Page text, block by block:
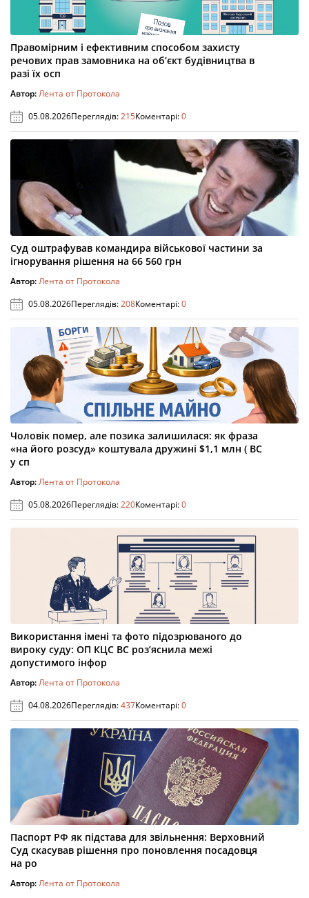
Правомірним і ефективним способом захисту
речових прав замовника на об’єкт будівництва в
разі їх осп
Автор:Лента от Протокола
05.08.2026Переглядів:215Коментарі:0
Суд оштрафував командира військової частини за
ігнорування рішення на 66 560 грн
Автор:Лента от Протокола
05.08.2026Переглядів:208Коментарі:0
Чоловік помер, але позика залишилася: як фраза
«на його розсуд» коштувала дружині $1,1 млн ( ВС
у сп
Автор:Лента от Протокола
05.08.2026Переглядів:220Коментарі:0
Використання імені та фото підозрюваного до
вироку суду: ОП КЦС ВС роз’яснила межі
допустимого інфор
Автор:Лента от Протокола
04.08.2026Переглядів:437Коментарі:0
Паспорт РФ як підстава для звільнення: Верховний
Суд скасував рішення про поновлення посадовця
на ро
Автор:Лента от Протокола